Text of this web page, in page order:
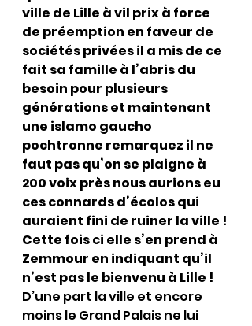
ville de Lille à vil prix à force
de préemption en faveur de
sociétés privées il a mis de ce
fait sa famille à l’abris du
besoin pour plusieurs
générations et maintenant
une islamo gaucho
pochtronne remarquez il ne
faut pas qu’on se plaigne à
200 voix près nous aurions eu
ces connards d’écolos qui
auraient fini de ruiner la ville !
Cette fois ci elle s’en prend à
Zemmour en indiquant qu’il
n’est pas le bienvenu à Lille !
D’une part la ville et encore
moins le Grand Palais ne lui